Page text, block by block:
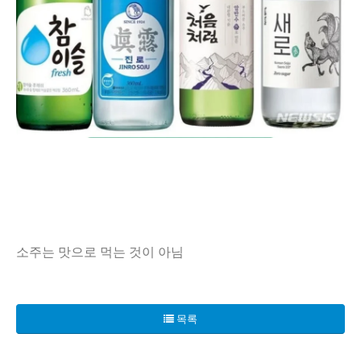
소주는 맛으로 먹는 것이 아님
"소주 풍미가 없다"는 소비자들의 말에는 반박의 여지가 없
사람들은 "처음처럼"이라고 외치며 소주를 기념하고 있지만
목록